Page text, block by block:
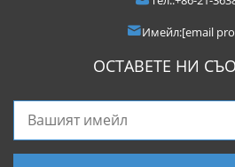
Имейл:[email
ОСТАВЕТЕ НИ